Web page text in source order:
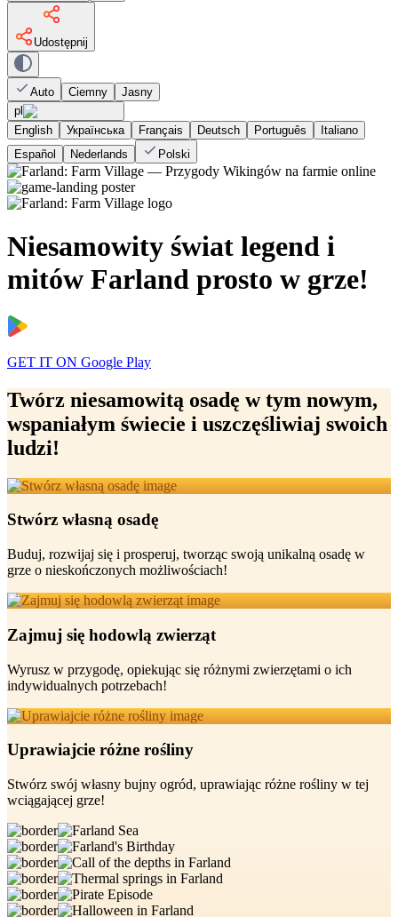
Udostępnij
Auto Ciemny
Jasny
pl
English
Українська Français Deutsch Português
Italiano
Español
Nederlands Polski
Niesamowity świat legend i
mitów Farland prosto w grze!
GET IT ON Google Play
Twórz niesamowitą osadę w tym nowym,
wspaniałym świecie i uszczęśliwiaj swoich
ludzi!
Stwórz własną osadę
Buduj, rozwijaj się i prosperuj, tworząc swoją unikalną osadę w
grze o nieskończonych możliwościach!
Zajmuj się hodowlą zwierząt
Wyrusz w przygodę, opiekując się różnymi zwierzętami o ich
indywidualnych potrzebach!
Uprawiajcie różne rośliny
Stwórz swój własny bujny ogród, uprawiając różne rośliny w tej
wciągającej grze!